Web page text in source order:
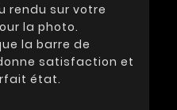
rendu sur votre
la photo.
la barre de
satisfaction et
état.